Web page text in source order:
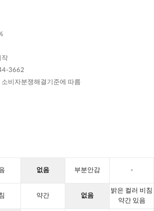
작
3662
소비자분쟁해결기준에 따름
없음 부분안감 -
약간 없음
밝은 컬러 비침
약간 있음